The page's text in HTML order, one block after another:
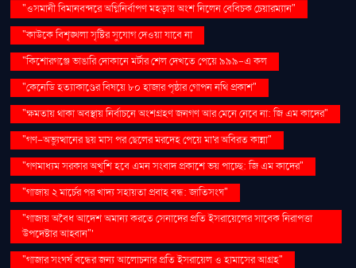
"ওসমানী বিমানবন্দরে অগ্নিনির্বাপণ মহড়ায় অংশ নিলেন বেবিচক চেয়ারম্যান"
"কাউকে বিশৃঙ্খলা সৃষ্টির সুযোগ দেওয়া যাবে না
"কিশোরগঞ্জে ভাঙারি দোকানে মর্টার শেল দেখতে পেয়ে ৯৯৯-এ কল
"কেনেডি হত্যাকাণ্ডের বিষয়ে ৮০ হাজার পৃষ্ঠার গোপন নথি প্রকাশ"
"ক্ষমতায় থাকা অবস্থায় নির্বাচনে অংশগ্রহণ জনগণ আর মেনে নেবে না: জি এম কাদের"
"গণ–অভ্যুত্থানের ছয় মাস পর ছেলের মরদেহ পেয়ে মা'র অবিরত কান্না"
"গণমাধ্যম সরকার অখুশি হবে এমন সংবাদ প্রকাশে ভয় পাচ্ছে: জি এম কাদের"
"গাজায় ২ মার্চের পর খাদ্য সহায়তা প্রবাহ বন্ধ: জাতিসংঘ"
"গাজায় অবৈধ আদেশ অমান্য করতে সেনাদের প্রতি ইসরায়েলের সাবেক নিরাপত্তা
উপদেষ্টার আহ্বান"'
"গাজার সংঘর্ষ বন্ধের জন্য আলোচনার প্রতি ইসরায়েল ও হামাসের আগ্রহ"